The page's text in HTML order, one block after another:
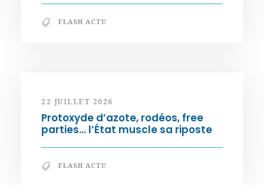
FLASH ACTU
22 JUILLET 2026
Protoxyde d’azote, rodéos, free
parties… l’État muscle sa riposte
FLASH ACTU